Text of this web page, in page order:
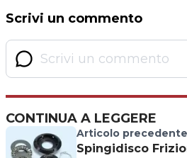
Scrivi un commento
CONTINUA A LEGGERE
Articolo precedente
Spingidisco